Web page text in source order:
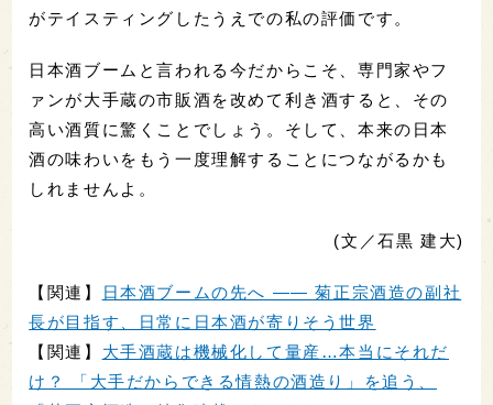
がテイスティングしたうえでの私の評価です。
日本酒ブームと言われる今だからこそ、専門家やフ
ァンが大手蔵の市販酒を改めて利き酒すると、その
高い酒質に驚くことでしょう。そして、本来の日本
酒の味わいをもう一度理解することにつながるかも
しれませんよ。
(文／石黒 建大)
【関連】
日本酒ブームの先へ ―― 菊正宗酒造の副社
長が目指す、日常に日本酒が寄りそう世界
【関連】 大手酒蔵は機械化して量産…本当にそれだ
け？ 「大手だからできる情熱の酒造り」を追う、